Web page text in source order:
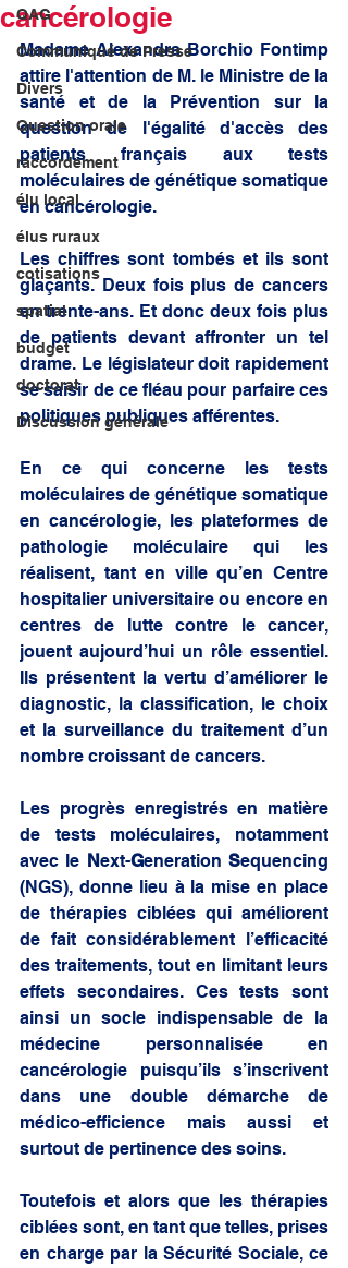
QAG
Communiqué de Presse
Divers
Question orale
raccordement
élu local
élus ruraux
cotisations
spatial
budget
doctorat
Discussion générale
cancérologie
Madame Alexandra Borchio Fontimp
attire l'attention de M. le Ministre de la
santé et de la Prévention sur la
question de l'égalité d'accès des
patients français aux tests
moléculaires de génétique somatique
en cancérologie.
Les chiffres sont tombés et ils sont
glaçants. Deux fois plus de cancers
en trente-ans. Et donc deux fois plus
de patients devant affronter un tel
drame. Le législateur doit rapidement
se saisir de ce fléau pour parfaire ces
politiques publiques afférentes.
En ce qui concerne les tests
moléculaires de génétique somatique
en cancérologie, les plateformes de
pathologie moléculaire qui les
réalisent, tant en ville qu’en Centre
hospitalier universitaire ou encore en
centres de lutte contre le cancer,
jouent aujourd’hui un rôle essentiel.
Ils présentent la vertu d’améliorer le
diagnostic, la classification, le choix
et la surveillance du traitement d’un
nombre croissant de cancers.
Les progrès enregistrés en matière
de tests moléculaires, notamment
avec le Next-Generation Sequencing
(NGS), donne lieu à la mise en place
de thérapies ciblées qui améliorent
de fait considérablement l’efficacité
des traitements, tout en limitant leurs
effets secondaires. Ces tests sont
ainsi un socle indispensable de la
médecine personnalisée en
cancérologie puisqu’ils s’inscrivent
dans une double démarche de
médico-efficience mais aussi et
surtout de pertinence des soins.
Toutefois et alors que les thérapies
ciblées sont, en tant que telles, prises
en charge par la Sécurité Sociale, ce